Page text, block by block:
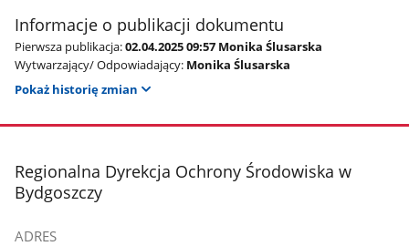
Informacje o publikacji dokumentu
Pierwsza publikacja:02.04.2025 09:57 Monika Ślusarska
Wytwarzający/ Odpowiadający: Monika Ślusarska
Pokaż historię zmian
stopka
Regionalna Dyrekcja Ochrony Środowiska w
Bydgoszczy
ADRES